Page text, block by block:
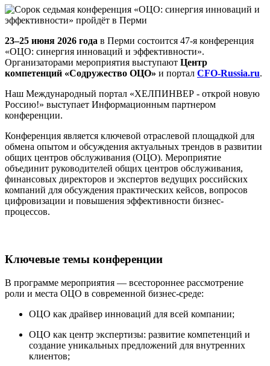
23–25 июня 2026 года в Перми состоится 47-я конференция
«ОЦО: синергия инноваций и эффективности».
Организаторами мероприятия выступают Центр
компетенций «Содружество ОЦО» и портал CFO-Russia.ru.
Наш Международный портал «ХЕЛПИНВЕР - открой новую
Россию!» выступает Информационным партнером
конференции.
Конференция является ключевой отраслевой площадкой для
обмена опытом и обсуждения актуальных трендов в развитии
общих центров обслуживания (ОЦО). Мероприятие
объединит руководителей общих центров обслуживания,
финансовых директоров и экспертов ведущих российских
компаний для обсуждения практических кейсов, вопросов
цифровизации и повышения эффективности бизнес-
процессов.
Ключевые темы конференции
В программе мероприятия — всестороннее рассмотрение
роли и места ОЦО в современной бизнес-среде:
ОЦО как драйвер инноваций для всей компании;
ОЦО как центр экспертизы: развитие компетенций и
создание уникальных предложений для внутренних
клиентов;